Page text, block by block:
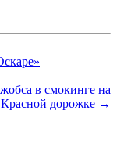
в смокинге на
Красной дорожке →